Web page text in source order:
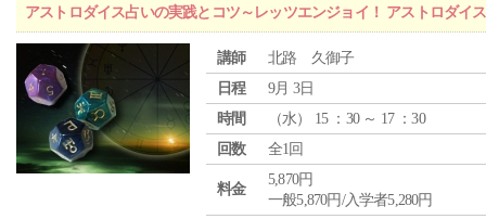
アストロダイス占いの実践とコツ～レッツエンジョイ！ アストロダイ
講師
北路 久御子
日程
9月 3日
時間
（水） 15 ：30 ～ 17 ：30
回数
全1回
料金
5,870円
一般5,870円/入学者5,280円